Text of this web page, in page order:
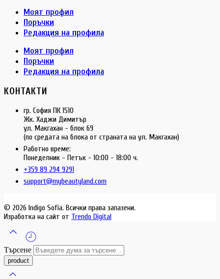
Моят профил
Поръчки
Редакция на профила
Моят профил
Поръчки
Редакция на профила
КОНТАКТИ
гр. София ПК 1510
Жк. Хаджи Димитър
ул. Макгахан - блок 69
(по средата на блока от страната на ул. Макгахан)
Работно време:
Понеделник - Петък - 10:00 - 18:00 ч.
+359 89 294 9291
support@mybeautyland.com
© 2026 Indigo Sofia. Всички права запазени.
Изработка на сайт от Trendo Digital
Търсене